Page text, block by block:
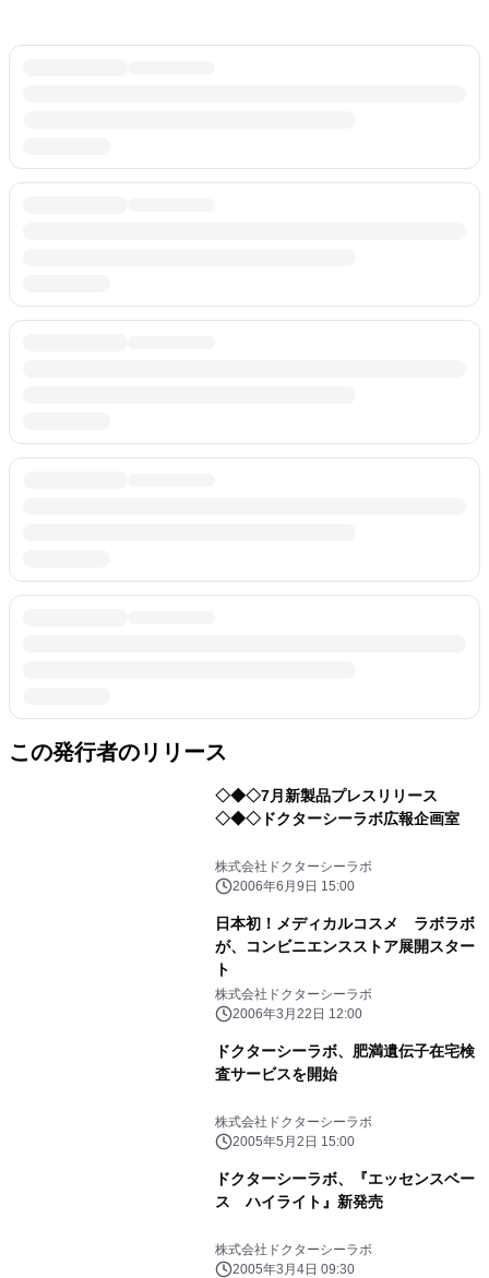
この発行者のリリース
◇◆◇7月新製品プレスリリース
◇◆◇ドクターシーラボ広報企画室
株式会社ドクターシーラボ
2006年6月9日 15:00
日本初！メディカルコスメ ラボラボ
が、コンビニエンスストア展開スター
ト
株式会社ドクターシーラボ
2006年3月22日 12:00
ドクターシーラボ、肥満遺伝子在宅検
査サービスを開始
株式会社ドクターシーラボ
2005年5月2日 15:00
ドクターシーラボ、『エッセンスベー
ス ハイライト』新発売
株式会社ドクターシーラボ
2005年3月4日 09:30